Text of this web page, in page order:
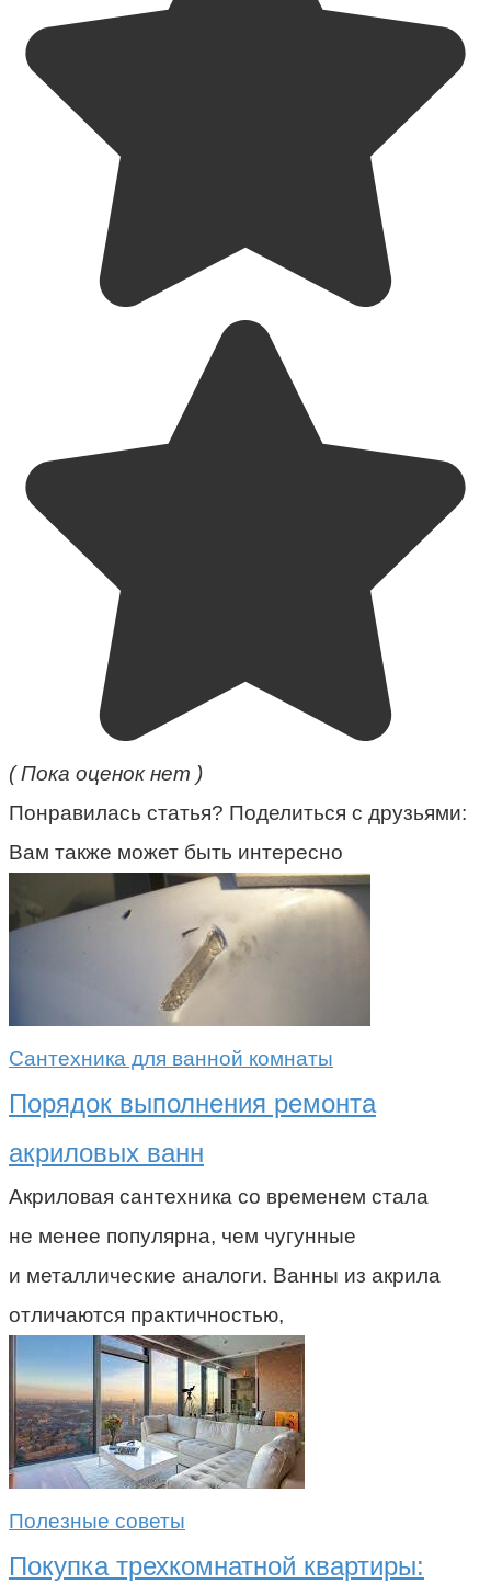
( Пока оценок нет )
Понравилась статья? Поделиться с друзьями:
Вам также может быть интересно
Сантехника для ванной комнаты
Порядок выполнения ремонта
акриловых ванн
Акриловая сантехника со временем стала
не менее популярна, чем чугунные
и металлические аналоги. Ванны из акрила
отличаются практичностью,
Полезные советы
Покупка трехкомнатной квартиры: